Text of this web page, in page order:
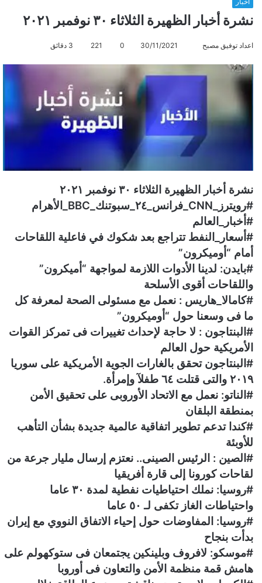
نشرة أخبار الظهيرة الثلاثاء ٣٠ نوفمبر ٢٠٢١
اعداد توفيق مصبح
س
ر
د
ا
إ
ك
ر
و
ن
ا
30/11/2021
0
221
نشرة أخبار الظهيرة الثلاثاء ٣٠ نوفمبر ٢٠٢١
#رويترز_CNN_فرانس_٢٤_سبوتنك_
BBC_الأهرام
#أخبار_العالم
#أسعار_النفط تتراجع بعد شكوك في فاعلية اللقاحات
أمام “أوميكرون”
#بايدن: لدينا الأدوات اللازمة لمواجهة “أميكرون”
واللقاحات أقوى الأسلحة
#كامالا_هاريس : نعمل مع مسئولى الصحة لمعرفة كل
ما فى وسعنا حول “أوميكرون”
#البنتاجون : لا حاجة لإحداث تغييرات فى تمركز القوات
الأمريكية حول العالم
#البنتاجون تحقق بالغارات الجوية الأمريكية على سوريا
٢٠١٩ والتى قتلت ٦٤ طفلآ وإمرأة.
#الناتو: نعمل مع الاتحاد الأوروبى على تحقيق الأمن
بمنطقة البلقان
#كندا تدعم تطوير اتفاقية عالمية جديدة بشأن التأهب
للأوبئة
#الصين : الرئيس الصينى.. نعتزم إرسال مليار جرعة من
لقاحات كورونا إلى قارة أفريقيا
#روسيا: نملك احتياطيات نفطية لمدة ٣٠ عاما
واحتياطات الغاز تكفى لـ ٥٠ عاما
#روسيا: المفاوضات حول إحياء الاتفاق النووي مع إيران
بدأت بنجاح
#موسكو: لافروف وبلينكين يجتمعان فى ستوكهولم على
هامش قمة منظمة الأمن والتعاون فى أوروبا